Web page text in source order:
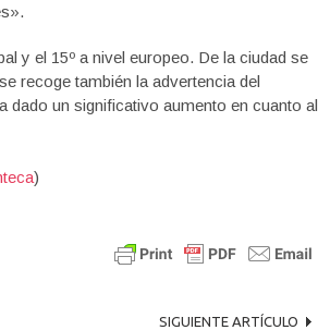
y el 15º a nivel europeo. De la ciudad se
recoge también la advertencia del
dado un significativo aumento en cuanto al
)
SIGUIENTE ARTÍCULO